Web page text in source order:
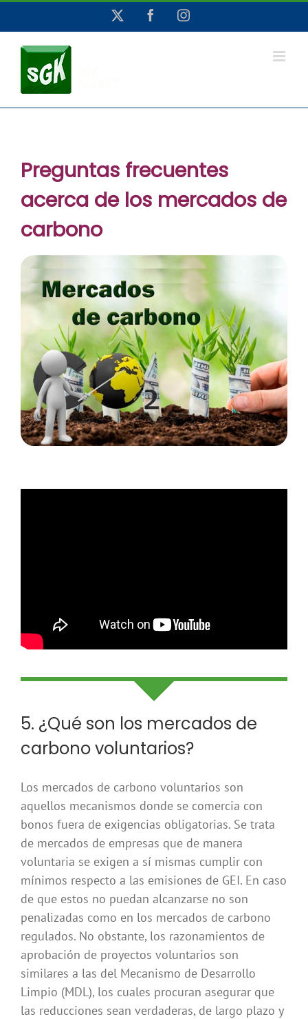
contenido
FacebookInstagram
Preguntas frecuentes
acerca de los mercados de
carbono
5. ¿Qué son los mercados de
carbono voluntarios?
Los mercados de carbono voluntarios son
aquellos mecanismos donde se comercia con
bonos fuera de exigencias obligatorias. Se trata
de mercados de empresas que de manera
voluntaria se exigen a sí mismas cumplir con
mínimos respecto a las emisiones de GEI. En caso
de que estos no puedan alcanzarse no son
penalizadas como en los mercados de carbono
regulados. No obstante, los razonamientos de
aprobación de proyectos voluntarios son
similares a las del Mecanismo de Desarrollo
Limpio (MDL), los cuales procuran asegurar que
las reducciones sean verdaderas, de largo plazo y